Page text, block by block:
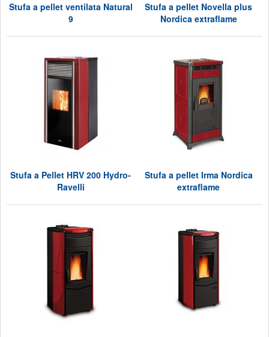
Stufa a pellet ventilata Natural
9
Stufa a pellet Novella plus
Nordica extraflame
Stufa a Pellet HRV 200 Hydro-
Ravelli
Stufa a pellet Irma Nordica
extraflame